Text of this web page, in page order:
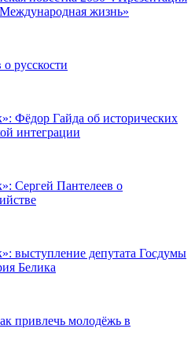
жизнь»
русскости
Фёдор Гайда об исторических
интеграции
Сергей Пантелеев о
выступление депутата Госдумы
Белика
привлечь молодёжь в